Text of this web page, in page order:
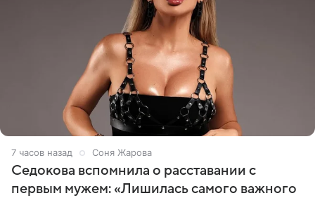
7 часов назад Соня Жарова
Седокова вспомнила о расставании с
первым мужем: «Лишилась самого важного